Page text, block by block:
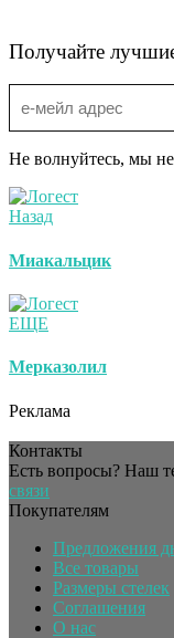
Получайте
Не волнуйтесь, мы
Назад
Миакальцик
ЕЩЕ
Мерказолил
Реклама
Контакты
Есть вопросы? Наш
связи
Покупателям
Предложения
Все товары
Размеры стелек
Соглашения
О нас